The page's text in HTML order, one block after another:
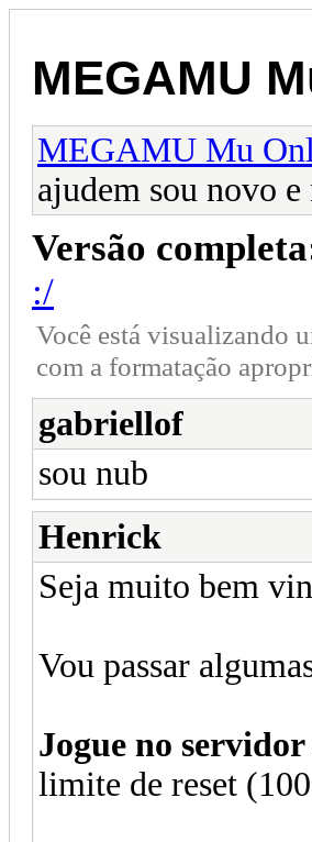
MEGAMU
MEGAMU Mu
ajudem sou novo
Versão
:/
Você está visualizando
com a formatação
gabriellof
sou nub
Henrick
Seja muito bem
Vou passar
Jogue no servidor
limite de reset